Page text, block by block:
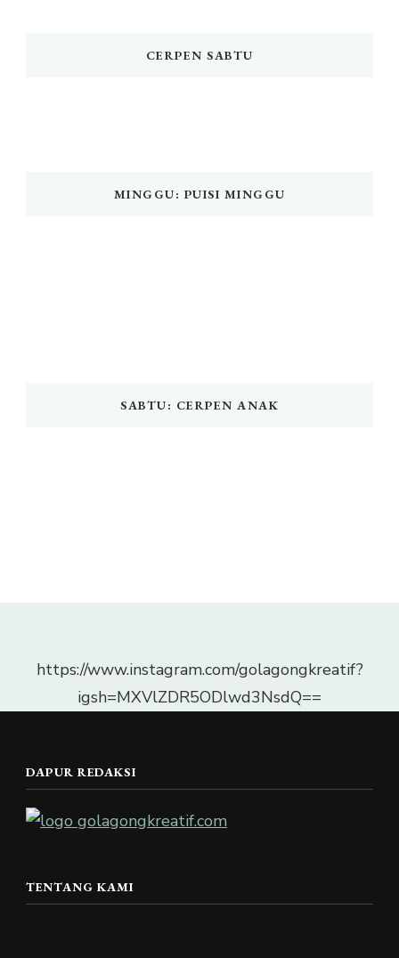
CERPEN SABTU
MINGGU: PUISI MINGGU
SABTU: CERPEN ANAK
https://www.instagram.com/golagongkreatif?
igsh=MXVlZDR5ODlwd3NsdQ==
DAPUR REDAKSI
TENTANG KAMI